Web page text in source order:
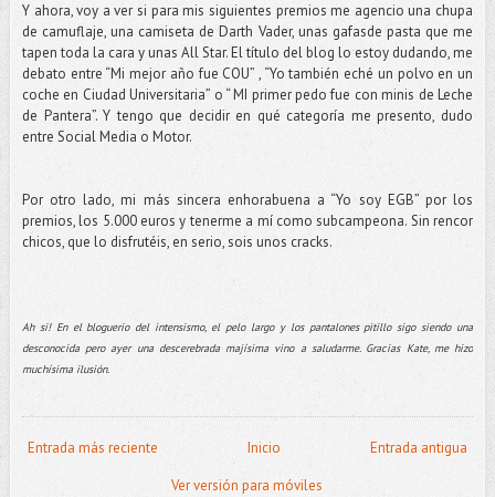
Y ahora, voy a ver si para mis siguientes premios me agencio una chupa
de camuflaje, una camiseta de Darth Vader, unas gafasde pasta que me
tapen toda la cara y unas All Star. El título del blog lo estoy dudando, me
debato entre “Mi mejor año fue COU” , “Yo también eché un polvo en un
coche en Ciudad Universitaria” o “ MI primer pedo fue con minis de Leche
de Pantera”. Y tengo que decidir en qué categoría me presento, dudo
entre Social Media o Motor.
Por otro lado, mi más sincera enhorabuena a “Yo soy EGB” por los
premios, los 5.000 euros y tenerme a mí como subcampeona. Sin rencor
chicos, que lo disfrutéis, en serio, sois unos cracks.
Ah si! En el bloguerio del intensismo, el pelo largo y los pantalones pitillo sigo siendo una
desconocida pero ayer una descerebrada majísima vino a saludarme. Gracias Kate, me hizo
muchísima ilusión.
Entrada más reciente Entrada antigua
Inicio
Ver versión para móviles